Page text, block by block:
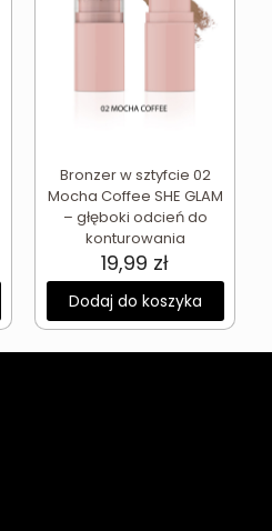
Bronzer w sztyfcie 02
Mocha Coffee SHE GLAM
– głęboki odcień do
konturowania
19,99 zł
Dodaj do koszyka